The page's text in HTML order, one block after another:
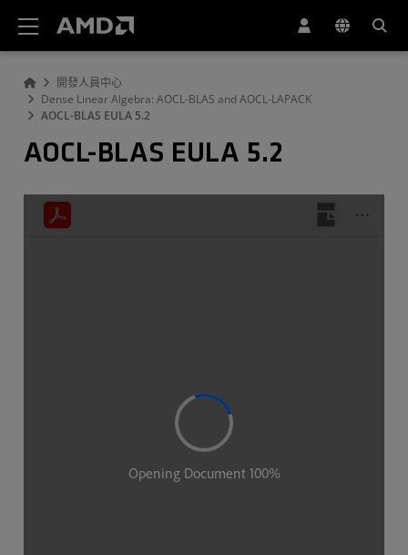
開發人員中心
Dense Linear Algebra: AOCL-BLAS and AOCL-LAPACK
AOCL-BLAS EULA 5.2
AOCL-BLAS EULA 5.2